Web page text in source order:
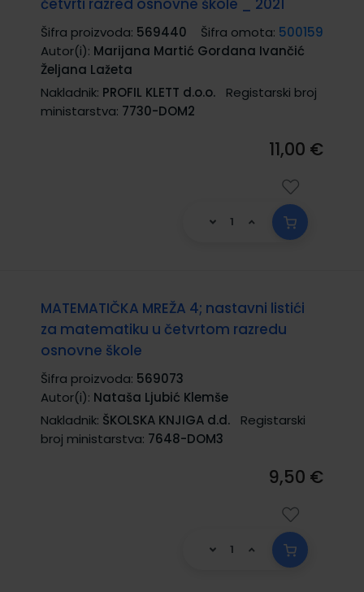
četvrti razred osnovne škole _ 2021
Šifra proizvoda: 569440 Šifra omota: 500159
Autor(i): Marijana Martić Gordana Ivančić
Željana Lažeta
Nakladnik: PROFIL KLETT d.o.o.
Registarski broj
ministarstva: 7730-DOM2
11,00 €
MATEMATIČKA MREŽA 4; nastavni listići
za matematiku u četvrtom razredu
osnovne škole
Šifra proizvoda: 569073
Autor(i): Nataša Ljubić Klemše
Nakladnik: ŠKOLSKA KNJIGA d.d.
Registarski
broj ministarstva: 7648-DOM3
9,50 €